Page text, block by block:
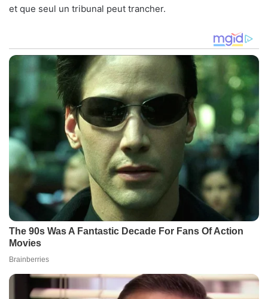
et que seul un tribunal peut trancher.